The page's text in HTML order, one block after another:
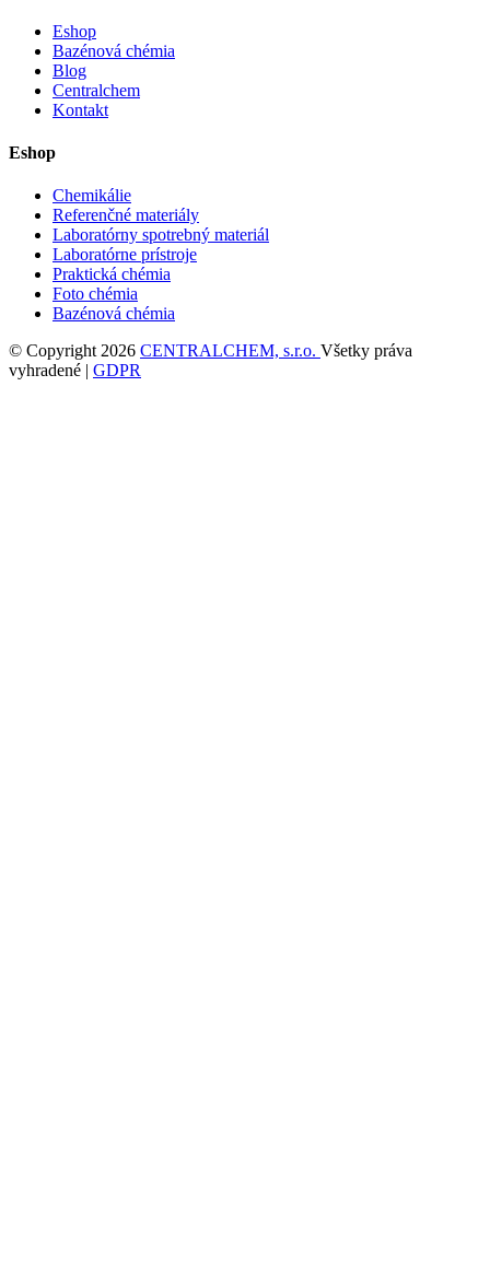
Eshop
Bazénová chémia
Blog
Centralchem
Kontakt
Eshop
Chemikálie
Referenčné materiály
Laboratórny spotrebný materiál
Laboratórne prístroje
Praktická chémia
Foto chémia
Bazénová chémia
© Copyright 2026 CENTRALCHEM, s.r.o. Všetky práva
vyhradené | GDPR